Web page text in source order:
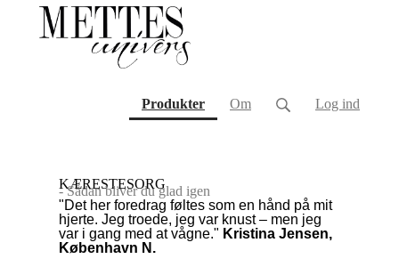
Produkter(current)
Om Log ind
KÆRESTESORG
- Sådan bliver du glad igen
"Det her foredrag føltes som en hånd på mit
hjerte. Jeg troede, jeg var knust – men jeg
var i gang med at vågne." Kristina Jensen,
København N.